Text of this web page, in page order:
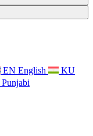
EN English
KU
Punjabi